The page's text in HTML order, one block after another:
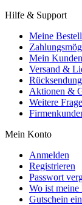
Hilfe & Support
Meine
Mein
Versand &
Aktionen &
Weitere
Mein Konto
Anmelden
Registrieren
Passwort
Wo ist
Gutschein